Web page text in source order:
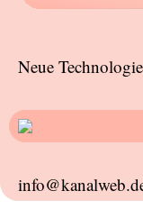
Neue